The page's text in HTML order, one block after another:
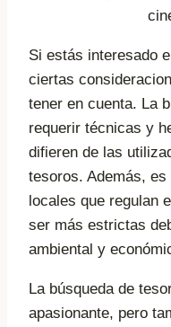
Si estás interesado
ciertas
tener en cuenta. La
requerir técnicas y
difieren de las
tesoros. Además,
locales que regulan
ser más estrictas
ambiental y
La búsqueda de
apasionante, pero